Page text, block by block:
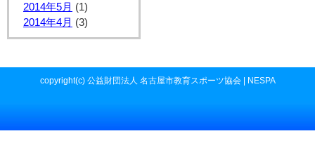
2014年5月 (1)
2014年4月 (3)
copyright(c) 公益財団法人 名古屋市教育スポーツ協会 | NESPA